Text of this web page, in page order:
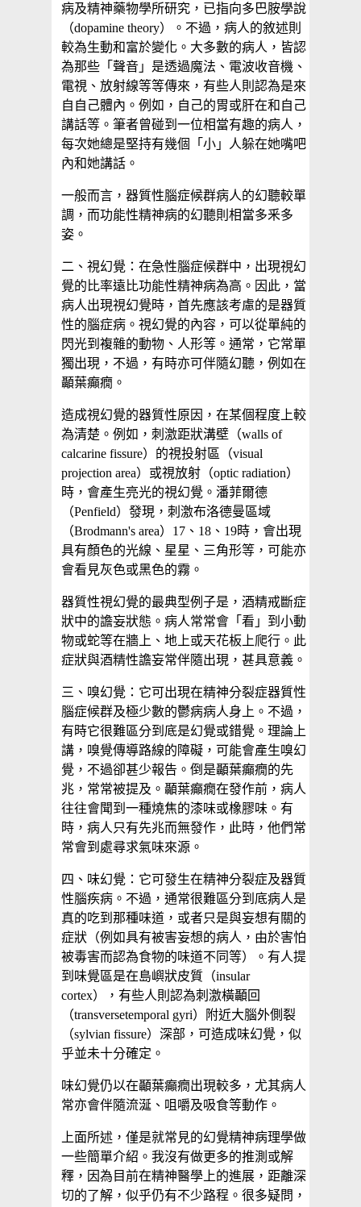
病及精神藥物學所研究，已指向多巴胺學說
（dopamine theory）。不過，病人的敘述則
較為生動和富於變化。大多數的病人，皆認
為那些「聲音」是透過魔法、電波收音機、
電視、放射線等等傳來，有些人則認為是來
自自己體內。例如，自己的胃或肝在和自己
講話等。筆者曾碰到一位相當有趣的病人，
每次她總是堅持有幾個「小」人躲在她嘴吧
內和她講話。
一般而言，器質性腦症候群病人的幻聽較單
調，而功能性精神病的幻聽則相當多釆多
姿。
二、視幻覺：在急性腦症候群中，出現視幻
覺的比率遠比功能性精神病為高。因此，當
病人出現視幻覺時，首先應該考慮的是器質
性的腦症病。視幻覺的內容，可以從單純的
閃光到複雜的動物、人形等。通常，它常單
獨出現，不過，有時亦可伴隨幻聽，例如在
顳葉癲癇。
造成視幻覺的器質性原因，在某個程度上較
為清楚。例如，刺激距狀溝壁（walls of
calcarine fissure）的視投射區（visual
projection area）或視放射（optic radiation）
時，會產生亮光的視幻覺。潘菲爾德
（Penfield）發現，刺激布洛德曼區域
（Brodmann's area）17、18、19時，會出現
具有顏色的光線、星星、三角形等，可能亦
會看見灰色或黑色的霧。
器質性視幻覺的最典型例子是，酒精戒斷症
狀中的譫妄狀態。病人常常會「看」到小動
物或蛇等在牆上、地上或天花板上爬行。此
症狀與酒精性譫妄常伴隨出現，甚具意義。
三、嗅幻覺：它可出現在精神分裂症器質性
腦症候群及極少數的鬱病病人身上。不過，
有時它很難區分到底是幻覺或錯覺。理論上
講，嗅覺傳導路線的障礙，可能會產生嗅幻
覺，不過卻甚少報告。倒是顳葉癲癇的先
兆，常常被提及。顳葉癲癇在發作前，病人
往往會聞到一種燒焦的漆味或橡膠味。有
時，病人只有先兆而無發作，此時，他們常
常會到處尋求氣味來源。
四、味幻覺：它可發生在精神分裂症及器質
性腦疾病。不過，通常很難區分到底病人是
真的吃到那種味道，或者只是與妄想有關的
症狀（例如具有被害妄想的病人，由於害怕
被毒害而認為食物的味道不同等）。有人提
到味覺區是在島嶼狀皮質（insular
cortex），有些人則認為刺激橫顳回
（transversetemporal gyri）附近大腦外側裂
（sylvian fissure）深部，可造成味幻覺，似
乎並未十分確定。
味幻覺仍以在顳葉癲癇出現較多，尤其病人
常亦會伴隨流涎、咀嚼及吸食等動作。
上面所述，僅是就常見的幻覺精神病理學做
一些簡單介紹。我沒有做更多的推測或解
釋，因為目前在精神醫學上的進展，距離深
切的了解，似乎仍有不少路程。很多疑問，